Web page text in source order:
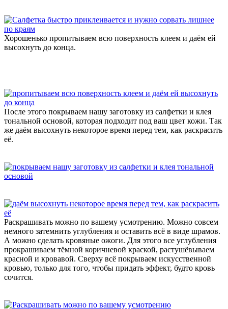
Хорошенько пропитываем всю поверхность клеем и даём ей
высохнуть до конца.
После этого покрываем нашу заготовку из салфетки и клея
тональной основой, которая подходит под ваш цвет кожи. Так
же даём высохнуть некоторое время перед тем, как раскрасить
её.
Раскрашивать можно по вашему усмотрению. Можно совсем
немного затемнить углубления и оставить всё в виде шрамов.
А можно сделать кровяные ожоги. Для этого все углубления
прокрашиваем тёмной коричневой краской, растушёвываем
красной и кровавой. Сверху всё покрываем искусственной
кровью, только для того, чтобы придать эффект, будто кровь
сочится.